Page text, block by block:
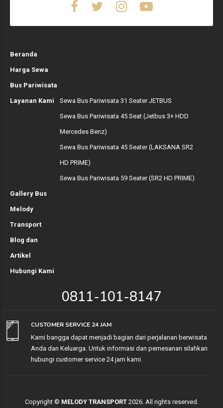
Beranda
Harga Sewa
Bus Pariwisata
Layanan Kami Sewa Bus Pariwisata 31 Seater JETBUS
Sewa Bus Pariwisata 45 Seat (Jetbus 3+ HDD
Mercedes Benz)
Sewa Bus Pariwisata 45 Seater (LAKSANA SR2
HD PRIME)
Sewa Bus Pariwisata 59 Seater (SR2 HD PRIME)
Gallery Bus
Melody
Transport
Blog dan
Artikel
Hubungi Kami
0811-101-8147
CUSTOMER SERVICE 24 JAM
Kami bangga dapat menjadi bagian dari perjalanan berwisata
Anda dan Keluarga. Untuk informasi dan pemesanan silahkan
hubungi customer service 24 jam kami.
Copyright © MELODY TRANSPORT 2026. All rights reserved.